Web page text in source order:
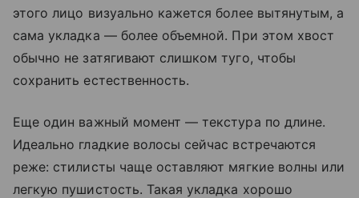
этого лицо визуально кажется более вытянутым, а
сама укладка — более объемной. При этом хвост
обычно не затягивают слишком туго, чтобы
сохранить естественность.
Еще один важный момент — текстура по длине.
Идеально гладкие волосы сейчас встречаются
реже: стилисты чаще оставляют мягкие волны или
легкую пушистость. Такая укладка хорошо